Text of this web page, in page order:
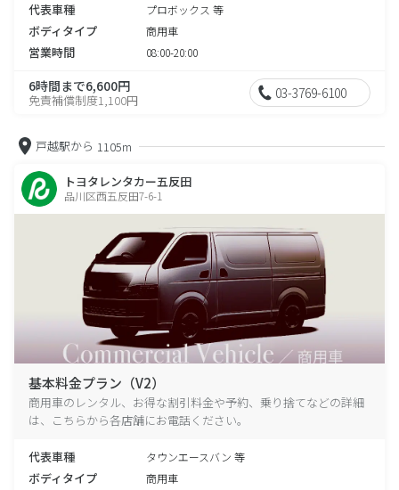
代表車種 プロボックス 等
ボディタイプ 商用車
営業時間 08:00-20:00
6時間まで6,600円
免責補償制度1,100円 03-3769-6100
戸越駅から 1105m
トヨタレンタカー五反田
品川区西五反田7-6-1
基本料金プラン（V2）
商用車のレンタル、お得な割引料金や予約、乗り捨てなどの詳細
は、こちらから各店舗にお電話ください。
代表車種 タウンエースバン 等
ボディタイプ 商用車